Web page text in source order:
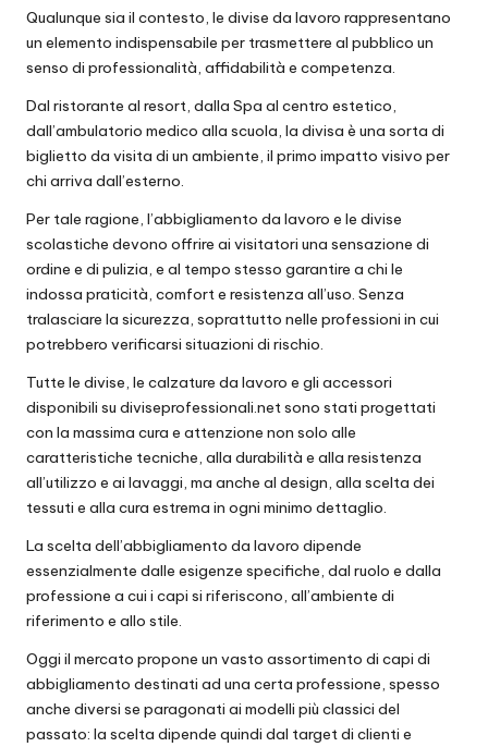
Qualunque sia il contesto, le divise da lavoro rappresentano
un elemento indispensabile per trasmettere al pubblico un
senso di professionalità, affidabilità e competenza.
Dal ristorante al resort, dalla Spa al centro estetico,
dall’ambulatorio medico alla scuola, la divisa è una sorta di
biglietto da visita di un ambiente, il primo impatto visivo per
chi arriva dall’esterno.
Per tale ragione, l’abbigliamento da lavoro e le divise
scolastiche devono offrire ai visitatori una sensazione di
ordine e di pulizia, e al tempo stesso garantire a chi le
indossa praticità, comfort e resistenza all’uso. Senza
tralasciare la sicurezza, soprattutto nelle professioni in cui
potrebbero verificarsi situazioni di rischio.
Tutte le divise, le calzature da lavoro e gli accessori
disponibili su diviseprofessionali.netsono stati progettati
con la massima cura e attenzione non solo alle
caratteristiche tecniche, alla durabilità e alla resistenza
all’utilizzo e ai lavaggi, ma anche al design, alla scelta dei
tessuti e alla cura estrema in ogni minimo dettaglio.
La scelta dell’abbigliamento da lavoro dipende
essenzialmente dalle esigenze specifiche, dal ruolo e dalla
professione a cui i capi si riferiscono, all’ambiente di
riferimento e allo stile.
Oggi il mercato propone un vasto assortimento di capi di
abbigliamento destinati ad una certa professione, spesso
anche diversi se paragonati ai modelli più classici del
passato: la scelta dipende quindi dal target di clienti e